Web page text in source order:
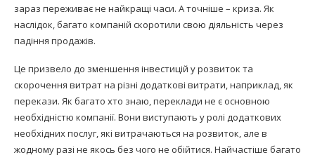
зараз переживає не найкращі часи. А точніше – криза. Як
наслідок, багато компаній скоротили свою діяльність через
падіння продажів.
Це призвело до зменшення інвестицій у розвиток та
скорочення витрат на різні додаткові витрати, наприклад, як
перекази. Як багато хто знаю, переклади не є основною
необхідністю компанії. Вони виступають у ролі додаткових
необхідних послуг, які витрачаються на розвиток, але в
жодному разі не якось без чого не обійтися. Найчастіше багато